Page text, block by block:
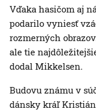
Vďaka hasičom aj
podarilo vyniesť
rozmerných
ale tie
dodal Mikkelsen.
Budovu známu v
dánsky kráľ Kristián